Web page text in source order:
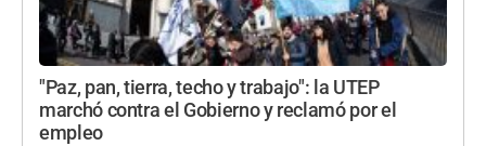
"Paz, pan, tierra, techo y trabajo": la UTEP
marchó contra el Gobierno y reclamó por el
empleo